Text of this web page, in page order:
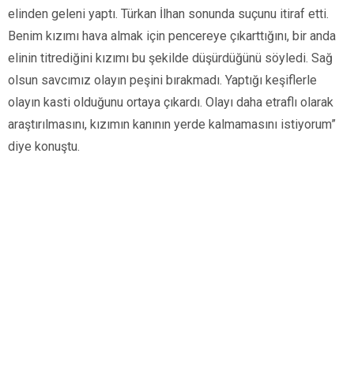
elinden geleni yaptı. Türkan İlhan sonunda suçunu itiraf etti.
Benim kızımı hava almak için pencereye çıkarttığını, bir anda
elinin titrediğini kızımı bu şekilde düşürdüğünü söyledi. Sağ
olsun savcımız olayın peşini bırakmadı. Yaptığı keşiflerle
olayın kasti olduğunu ortaya çıkardı. Olayı daha etraflı olarak
araştırılmasını, kızımın kanının yerde kalmamasını istiyorum”
diye konuştu.